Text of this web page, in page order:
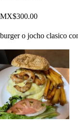
MX$300.00
burger o jocho clasico